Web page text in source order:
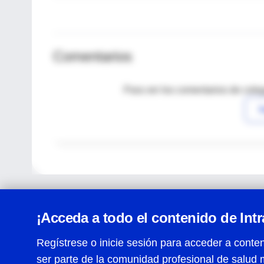
Comentarios
Para ver los comentarios de
¡Acceda a todo el contenido de
Regístrese o inicie sesión para acceder a
ser parte de la comunidad profesional de salud